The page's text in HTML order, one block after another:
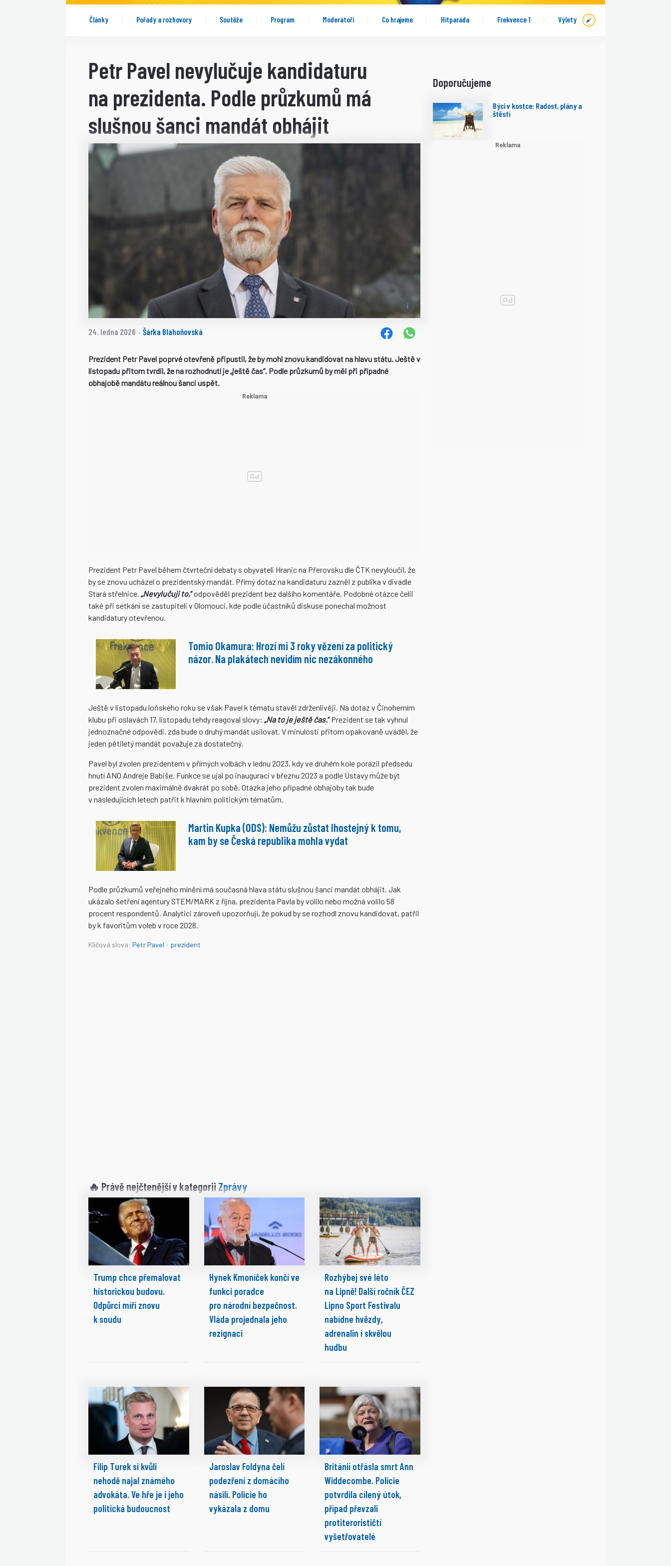
Články Pořady a rozhovory Soutěže Program Moderátoři Co hrajeme Hitparáda Frekvence 1 Výlety
Petr Pavel nevylučuje kandidaturu
na prezidenta. Podle průzkumů má
slušnou šanci mandát obhájit
24. ledna 2026 · Šárka Blahoňovská
Prezident Petr Pavel poprvé otevřeně připustil, že by mohl znovu kandidovat na hlavu státu. Ještě v
listopadu přitom tvrdil, že na rozhodnutí je „ještě čas“. Podle průzkumů by měl při případné
obhajobě mandátu reálnou šanci uspět.
Prezident Petr Pavel během čtvrteční debaty s obyvateli Hranic na Přerovsku dle ČTK nevyloučil, že
by se znovu ucházel o prezidentský mandát. Přímý dotaz na kandidaturu zazněl z publika v divadle
Stará střelnice. „Nevylučuji to,“odpověděl prezident bez dalšího komentáře. Podobné otázce čelil
také při setkání se zastupiteli v Olomouci, kde podle účastníků diskuse ponechal možnost
kandidatury otevřenou.
Tomio Okamura: Hrozí mi 3 roky vězení za politický
názor. Na plakátech nevidím nic nezákonného
Ještě v listopadu loňského roku se však Pavel k tématu stavěl zdrženlivěji. Na dotaz v Činoherním
klubu při oslavách 17. listopadu tehdy reagoval slovy: „Na to je ještě čas.“Prezident se tak vyhnul
jednoznačné odpovědi, zda bude o druhý mandát usilovat. V minulosti přitom opakovaně uváděl, že
jeden pětiletý mandát považuje za dostatečný.
Pavel byl zvolen prezidentem v přímých volbách v lednu 2023, kdy ve druhém kole porazil předsedu
hnutí ANO Andreje Babiše. Funkce se ujal po inauguraci v březnu 2023 a podle Ústavy může být
prezident zvolen maximálně dvakrát po sobě. Otázka jeho případné obhajoby tak bude
v následujících letech patřit k hlavním politickým tématům.
Martin Kupka (ODS): Nemůžu zůstat lhostejný k tomu,
kam by se Česká republika mohla vydat
Podle průzkumů veřejného mínění má současná hlava státu slušnou šanci mandát obhájit. Jak
ukázalo šetření agentury STEM/MARK z října, prezidenta Pavla by volilo nebo možná volilo 58
procent respondentů. Analytici zároveň upozorňují, že pokud by se rozhodl znovu kandidovat, patřil
by k favoritům voleb v roce 2028.
Klíčová slova: Petr Pavel · prezident
🔥 Právě nejčtenější v kategorii Zprávy
Trump chce přemalovat
historickou budovu.
Odpůrci míří znovu
k soudu
Hynek Kmoníček končí ve
funkci poradce
pro národní bezpečnost.
Vláda projednala jeho
rezignaci
Rozhýbej své léto
na Lipně! Další ročník ČEZ
Lipno Sport Festivalu
nabídne hvězdy,
adrenalin i skvělou
hudbu
Filip Turek si kvůli
nehodě najal známého
advokáta. Ve hře je i jeho
politická budoucnost
Jaroslav Foldyna čelí
podezření z domácího
násilí. Policie ho
vykázala z domu
Británií otřásla smrt Ann
Widdecombe. Policie
potvrdila cílený útok,
případ převzali
protiterorističtí
vyšetřovatelé
Doporučujeme
Býci v kostce: Radost, plány a
štěstí